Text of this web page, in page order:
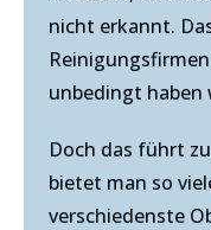
nicht erkannt.
unbedingt haben
Doch das führt
bietet man so
verschiedenste